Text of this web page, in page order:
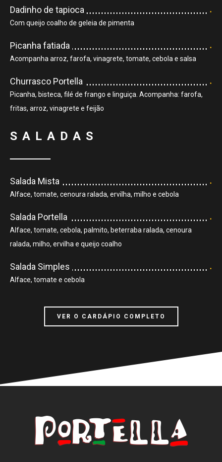
Dadinho de tapioca .
Com queijo coalho de geleia de pimenta
Picanha fatiada .
Acompanha arroz, farofa, vinagrete, tomate, cebola e salsa
Churrasco Portella .
Picanha, bisteca, filé de frango e linguiça. Acompanha: farofa,
fritas, arroz, vinagrete e feijão
SALADAS
Salada Mista .
Alface, tomate, cenoura ralada, ervilha, milho e cebola
Salada Portella .
Alface, tomate, cebola, palmito, beterraba ralada, cenoura
ralada, milho, ervilha e queijo coalho
Salada Simples .
Alface, tomate e cebola
VER O CARDÁPIO COMPLETO